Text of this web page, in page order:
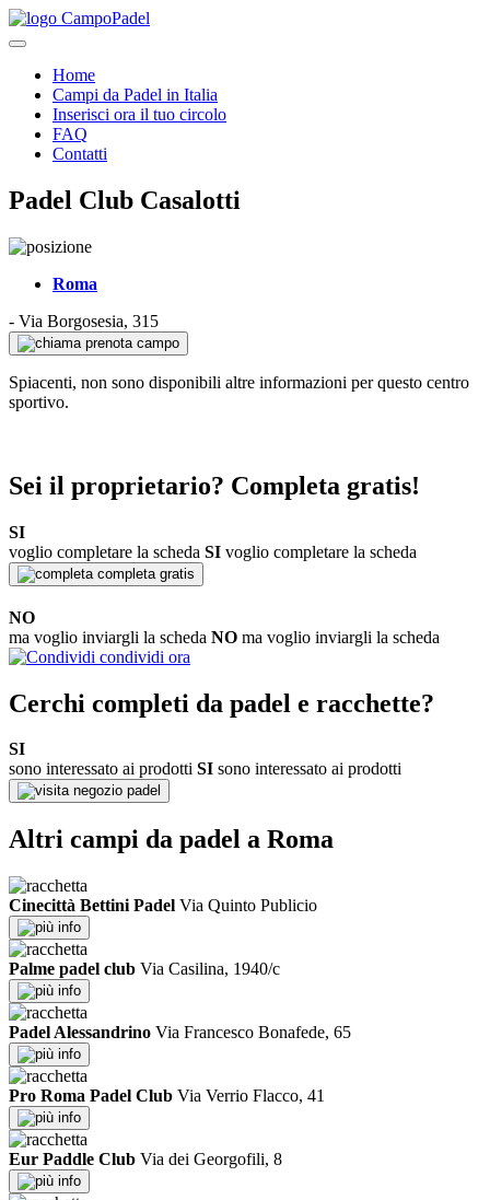
Home
Campi da Padel in Italia
Inserisci ora il tuo circolo
FAQ
Contatti
Padel Club Casalotti
Roma
- Via Borgosesia, 315
prenota campo
Spiacenti, non sono disponibili altre informazioni per questo centro
sportivo.
Sei il proprietario? Completa gratis!
SI
voglio completare la scheda SI voglio completare la scheda
completa gratis
NO
ma voglio inviargli la scheda NO ma voglio inviargli la scheda
condividi ora
Cerchi completi da padel e racchette?
SI
sono interessato ai prodotti SI sono interessato ai prodotti
negozio padel
Altri campi da padel a Roma
Cinecittà Bettini Padel Via Quinto Publicio
info
Palme padel club Via Casilina, 1940/c
info
Padel Alessandrino Via Francesco Bonafede, 65
info
Pro Roma Padel Club Via Verrio Flacco, 41
info
Eur Paddle Club Via dei Georgofili, 8
info